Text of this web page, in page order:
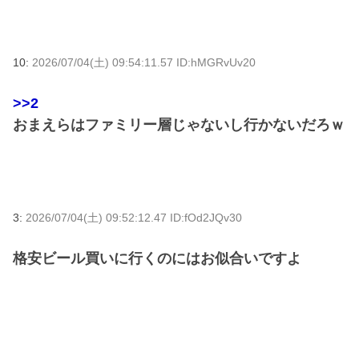
10: 2026/07/04(土) 09:54:11.57 ID:hMGRvUv20
>>2
おまえらはファミリー層じゃないし行かないだろｗ
3: 2026/07/04(土) 09:52:12.47 ID:fOd2JQv30
格安ビール買いに行くのにはお似合いですよ